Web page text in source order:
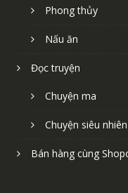
Phong thủy
Nấu ăn
Đọc truyện
Chuyện ma
Chuyện siêu nhiên
Bán hàng cùng